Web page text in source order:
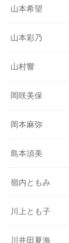
山本希望
山本彩乃
山村響
岡咲美保
岡本麻弥
島本須美
嶺内ともみ
川上とも子
川井田夏海